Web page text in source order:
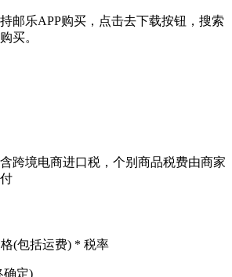
邮乐APP购买，点击去下载按钮，搜索
买。
跨境电商进口税，个别商品税费由商家
(包括运费) * 税率
确定)